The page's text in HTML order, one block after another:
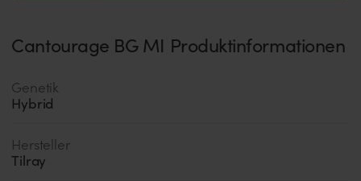
Cantourage BG MI Produktinformationen
Genetik
Hybrid
Hersteller
Tilray